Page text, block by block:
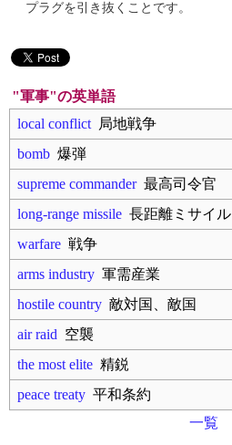
プラグを引き抜くことです。
"軍事"の英単語
local conflict 局地戦争
bomb 爆弾
supreme commander最高司令官
long-range missile 長距離ミサイル
warfare 戦争
arms industry 軍需産業
hostile country 敵対国、敵国
air raid 空襲
the most elite 精鋭
peace treaty 平和条約
一覧